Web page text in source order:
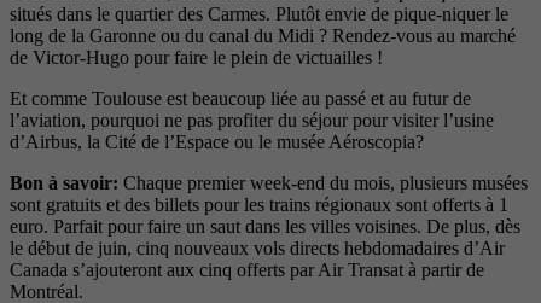
situés dans le quartier des Carmes. Plutôt envie de pique-niquer le
long de la Garonne ou du canal du Midi ? Rendez-vous au marché
de Victor-Hugo pour faire le plein de victuailles !
Et comme Toulouse est beaucoup liée au passé et au futur de
l’aviation, pourquoi ne pas profiter du séjour pour visiter l’usine
d’Airbus, la Cité de l’Espace ou le musée Aéroscopia?
Bon à savoir: Chaque premier week-end du mois, plusieurs musées
sont gratuits et des billets pour les trains régionaux sont offerts à 1
euro. Parfait pour faire un saut dans les villes voisines. De plus, dès
le début de juin, cinq nouveaux vols directs hebdomadaires d’Air
Canada s’ajouteront aux cinq offerts par Air Transat à partir de
Montréal.